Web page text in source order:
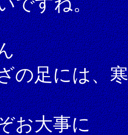
の足には、
お大事に